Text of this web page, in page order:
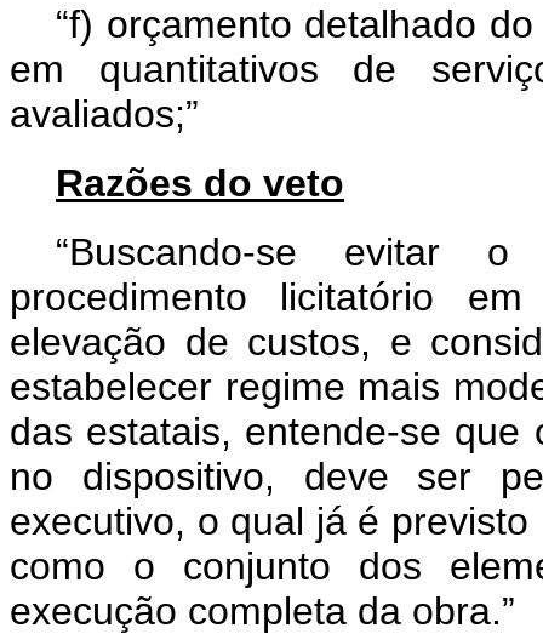
“f) orçamento detalhado
em quantitativos de
avaliados;”
Razões do veto
“Buscando-se evitar o
procedimento licitatório
elevação de custos, e
estabelecer regime mais
das estatais, entende-se que
no dispositivo, deve ser
executivo, o qual já é
como o conjunto dos
execução completa da obra.”